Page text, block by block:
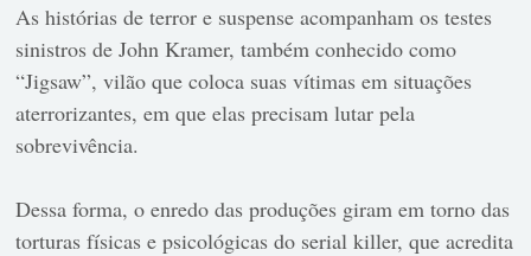
As histórias de terror e suspense acompanham os testes
sinistros de John Kramer, também conhecido como
“Jigsaw”, vilão que coloca suas vítimas em situações
aterrorizantes, em que elas precisam lutar pela
sobrevivência.
Dessa forma, o enredo das produções giram em torno das
torturas físicas e psicológicas do serial killer, que acredita